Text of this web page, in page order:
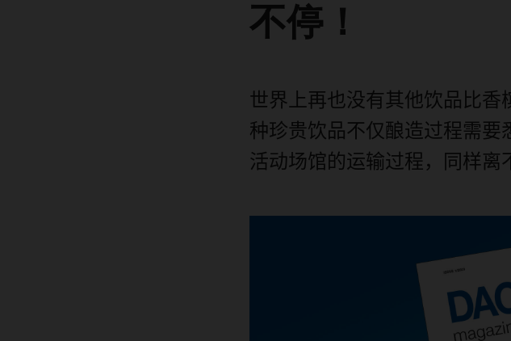
不停！
世界上再也没有其他饮品比香
种珍贵饮品不仅酿造过程需要
活动场馆的运输过程，同样离